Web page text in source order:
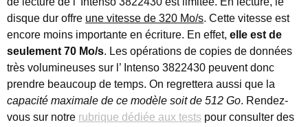
disque dur offre une vitesse de 320 Mo/s. Cette vitesse est
encore moins importante en écriture. En effet, elle est de
seulement 70 Mo/s. Les opérations de copies de données
très volumineuses sur l’ Intenso 3822430 peuvent donc
prendre beaucoup de temps. On regrettera aussi que la
capacité maximale de ce modèle soit de 512 Go. Rendez-
vous sur notre rubrique dédiée aux tests pour consulter des